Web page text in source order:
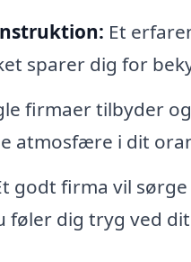
Et
sparer dig for
firmaer tilbyder
atmosfære i dit
godt firma vil
føler dig tryg ved